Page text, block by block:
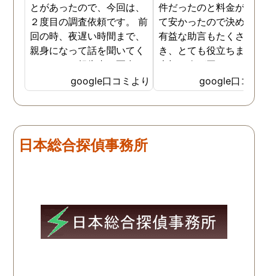
とがあったので、今回は、
２度目の調査依頼です。 前
回の時、夜遅い時間まで、
親身になって話を聞いてく
れたのと、報告書の写真
が、場所が悪かったのに、
とても鮮明に写っていたの
で、再度、調査をお願いさ
度、自分でも行動パターン
の把握をしていましたが、
ズでした。 とくに、急なお
願いの時に人員を手配して
頂き、ホテルからの証拠を
google口コミより
件だったのと料金が比較
て安かったので決めまし
有益な助言もたくさん頂
き、とても役立ちました
大切な人が困っていたら
番に紹介したいと思える
偵事務所です
google口コミ
日本総合探偵事務所